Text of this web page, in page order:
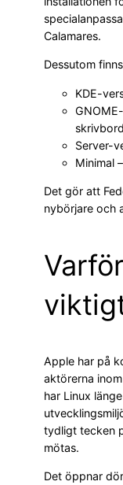
Calamares.
Dessutom
KDE-
Server-
Minimal
Det gör att
nybörjare och
Apple har på
aktörerna
har Linux
tydligt tecken
mötas.
Det öppnar